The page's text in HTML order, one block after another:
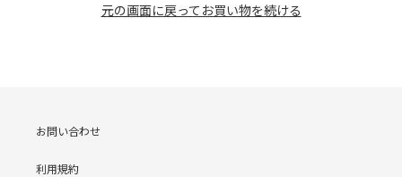
元の画面に戻ってお買い物を続ける
お問い合わせ
利用規約